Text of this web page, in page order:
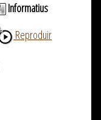
Informatius
Reproduir